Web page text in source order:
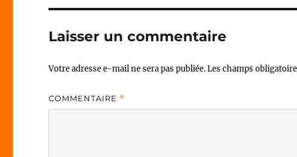
Laisser un commentaire
Votre adresse e-mail ne sera pas publiée.Les champs
COMMENTAIRE *